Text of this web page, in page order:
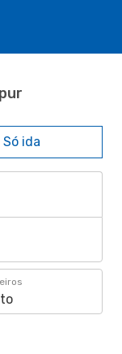
Só ida